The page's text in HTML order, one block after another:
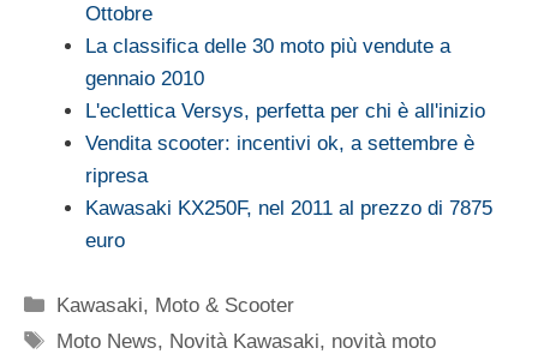
Ottobre
La classifica delle 30 moto più vendute a
gennaio 2010
L'eclettica Versys, perfetta per chi è all'inizio
Vendita scooter: incentivi ok, a settembre è
ripresa
Kawasaki KX250F, nel 2011 al prezzo di 7875
euro
Categorie
Kawasaki, Moto & Scooter
Tag
Moto News, Novità Kawasaki, novità moto